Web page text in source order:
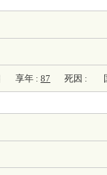
享年 : 87 死因 :